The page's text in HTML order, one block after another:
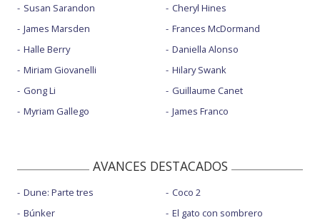
Susan Sarandon
James Marsden
Halle Berry
Miriam Giovanelli
Gong Li
Myriam Gallego
Cheryl Hines
Frances McDormand
Daniella Alonso
Hilary Swank
Guillaume Canet
James Franco
AVANCES DESTACADOS
Dune: Parte tres
Búnker
Coco 2
El gato con sombrero